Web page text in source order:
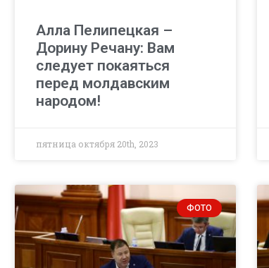
Алла Пелипецкая –
Дорину Речану: Вам
следует покаяться
перед молдавским
народом!
пятница октября 20th, 2023
ФОТО